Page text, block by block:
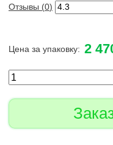
Отзывы (0)
Цена за упаковку: 2